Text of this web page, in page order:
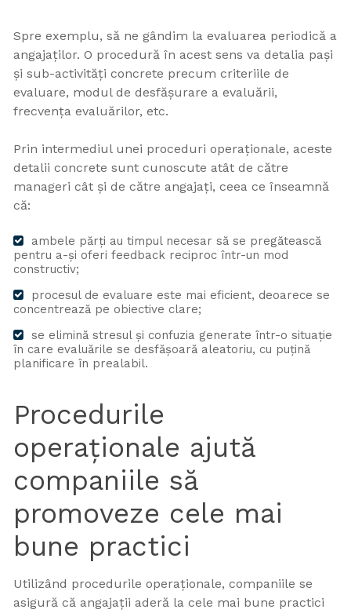
Spre exemplu, să ne gândim la evaluarea periodică a
angajaților. O procedură în acest sens va detalia pași
și sub-activități concrete precum criteriile de
evaluare, modul de desfășurare a evaluării,
frecvența evaluărilor, etc.
Prin intermediul unei proceduri operaționale, aceste
detalii concrete sunt cunoscute atât de către
manageri cât și de către angajați, ceea ce înseamnă
că:
ambele părți au timpul necesar să se pregătească
pentru a-și oferi feedback reciproc într-un mod
constructiv;
procesul de evaluare este mai eficient, deoarece se
concentrează pe obiective clare;
se elimină stresul și confuzia generate într-o situație
în care evaluările se desfășoară aleatoriu, cu puțină
planificare în prealabil.
Procedurile
operaționale ajută
companiile să
promoveze cele mai
bune practici
Utilizând procedurile operaționale, companiile se
asigură că angajații aderă la cele mai bune practici